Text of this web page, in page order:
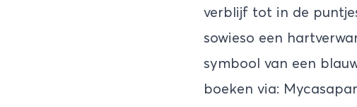
verblijf tot in de
sowieso een
symbool van een
boeken via: